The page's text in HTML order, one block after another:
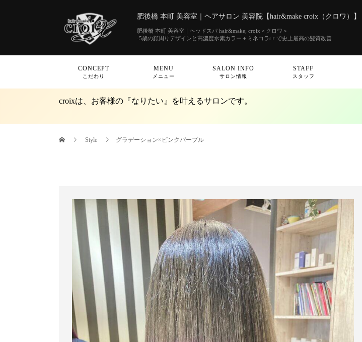
肥後橋 本町 美容室｜ヘアサロン 美容院【hair&make croix（クロワ）】
肥後橋 本町 美容室｜ヘッドスパ hair&make; croix＜クロワ＞
-5歳の顔周りデザインと高濃度水素カラー＋ミネコラtｒで史上最高の髪質改善
CONCEPT
こだわり
MENU
メニュー
SALON INFO
サロン情報
STAFF
スタッフ
croixは、お客様の『なりたい』を叶えるサロンです。
Style グラデーション×ピンクパープル